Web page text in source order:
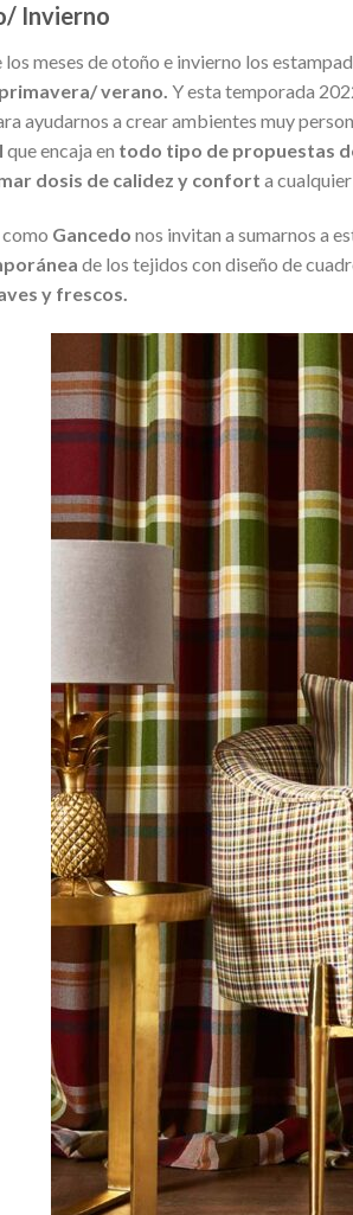
Invierno
los meses de otoño e invierno los
verano. Y esta temporada
ayudarnos a crear ambientes muy
que encaja en todo tipo de propuestas
dosis de calidez y confort a
Gancedo nos invitan a sumarnos a
de los tejidos con diseño de
y frescos.